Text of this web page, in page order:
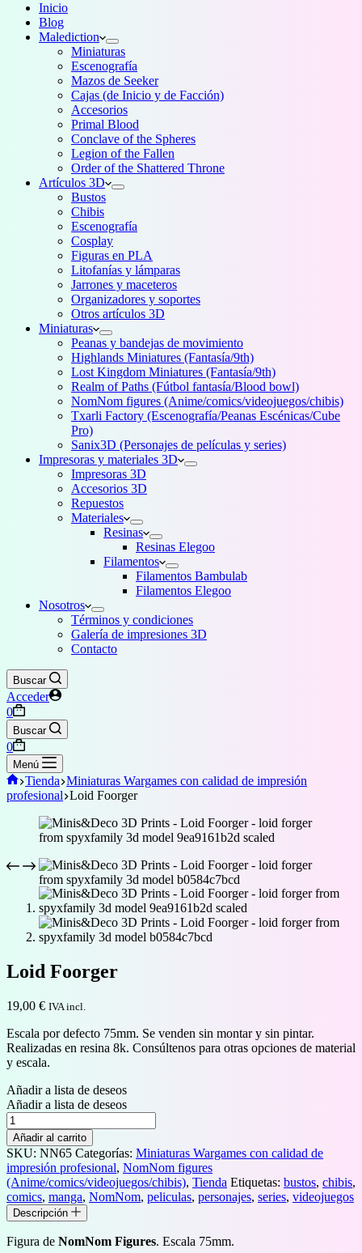
Inicio
Blog
Malediction
Miniaturas
Escenografía
Mazos de Seeker
Cajas (de Inicio y de Facción)
Accesorios
Primal Blood
Conclave of the Spheres
Legion of the Fallen
Order of the Shattered Throne
Artículos 3D
Bustos
Chibis
Escenografía
Cosplay
Figuras en PLA
Litofanías y lámparas
Jarrones y maceteros
Organizadores y soportes
Otros artículos 3D
Miniaturas
Peanas y bandejas de movimiento
Highlands Miniatures (Fantasía/9th)
Lost Kingdom Miniatures (Fantasía/9th)
Realm of Paths (Fútbol fantasía/Blood bowl)
NomNom figures (Anime/comics/videojuegos/chibis)
Txarli Factory (Escenografía/Peanas Escénicas/Cube
Pro)
Sanix3D (Personajes de películas y series)
Impresoras y materiales 3D
Impresoras 3D
Accesorios 3D
Repuestos
Materiales
Resinas
Resinas Elegoo
Filamentos
Filamentos Bambulab
Filamentos Elegoo
Nosotros
Términos y condiciones
Galería de impresiones 3D
Contacto
Buscar
Acceder
Carro
de
compra
0
Buscar
Carro
de
compra
0
Menú
Inicio
Tienda Miniaturas Wargames con calidad de impresión
profesional Loid Foorger
Loid Foorger
19,00 € IVA incl.
Escala por defecto 75mm. Se venden sin montar y sin pintar.
Realizadas en resina 8k. Consúltenos para otras opciones de material
y escala.
Añadir a lista de deseos
Añadir a lista de deseos
Loid
Foorger
cantidad
Añadir al carrito
SKU: NN65 Categorías: Miniaturas Wargames con calidad de
impresión profesional, NomNom figures
(Anime/comics/videojuegos/chibis), Tienda Etiquetas: bustos, chibis,
comics, manga, NomNom, peliculas, personajes, series, videojuegos
Descripción
Figura de NomNom Figures. Escala 75mm.